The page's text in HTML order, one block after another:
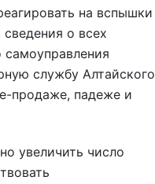
на вспышки
о всех
службу Алтайского
продаже, падеже и
увеличить число